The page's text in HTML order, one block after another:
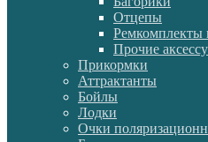
Отцепы
Ремкомплекты
Прочие
Прикормки
Аттрактанты
Бойлы
Лодки
Очки